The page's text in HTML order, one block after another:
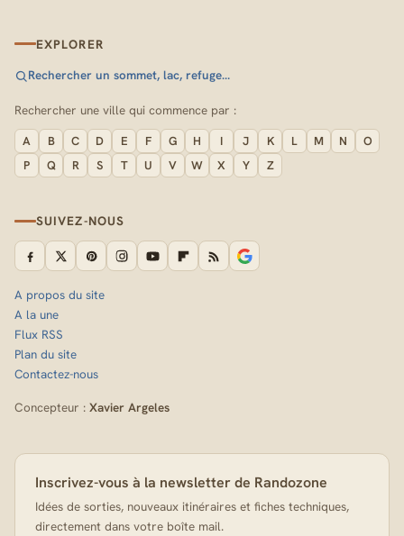
EXPLORER
Rechercher un sommet, lac, refuge…
Rechercher une ville qui commence par :
A B C D E F G H I J K L M N
O
P
Q R S T U V W X Y Z
SUIVEZ-NOUS
A propos du site
A la une
Flux RSS
Plan du site
Contactez-nous
Concepteur : Xavier Argeles
Inscrivez-vous à la newsletter de Randozone
Idées de sorties, nouveaux itinéraires et fiches techniques,
directement dans votre boîte mail.